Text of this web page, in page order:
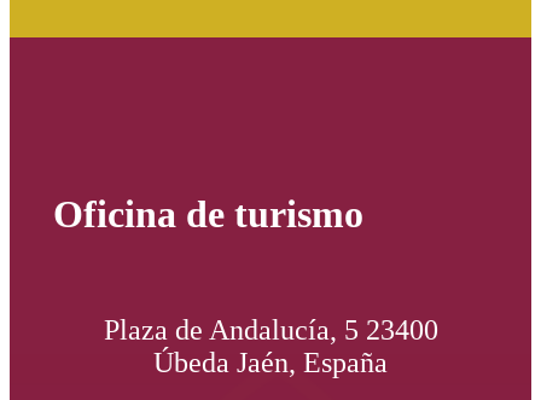
Oficina de turismo
Plaza de Andalucía, 5 23400
Úbeda Jaén, España